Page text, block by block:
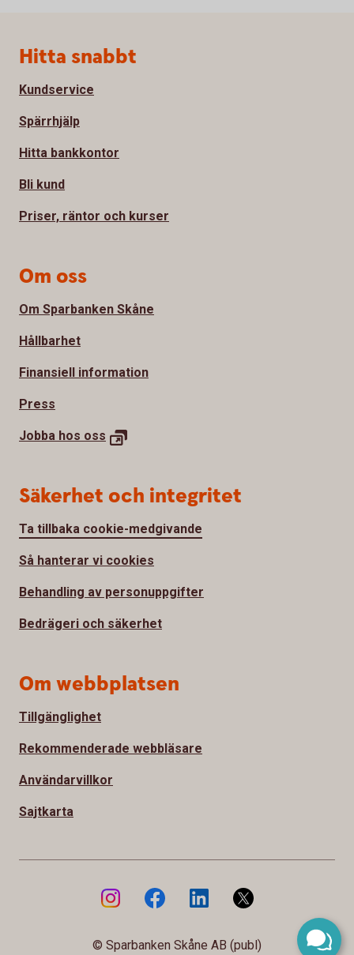
Sidfot
Hitta snabbt
Kundservice
Spärrhjälp
Hitta bankkontor
Bli kund
Priser, räntor och kurser
Om oss
Om Sparbanken Skåne
Hållbarhet
Finansiell information
Press
Jobba hos oss
Säkerhet och integritet
Ta tillbaka cookie-medgivande
Så hanterar vi cookies
Behandling av personuppgifter
Bedrägeri och säkerhet
Om webbplatsen
Tillgänglighet
Rekommenderade webbläsare
Användarvillkor
Sajtkarta
© Sparbanken Skåne AB (publ)